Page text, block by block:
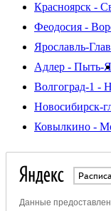
Красноярск -
Феодосия -
Ярославль-
Адлер - Пыть-
Волгоград-1 -
Новосибирск-
Ковылкино -